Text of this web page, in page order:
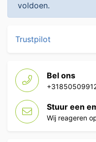
voldoen.
Trustpilot
Bel ons
Stuur een
Wij reageren